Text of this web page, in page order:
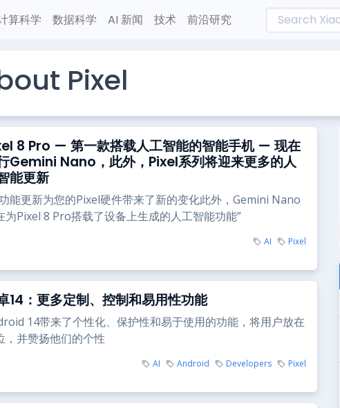
算科学 数据科学 AI 新闻 技术 前沿研究
Pixel
8 Pro — 第一款搭载人工智能的智能手机 — 现在
Gemini Nano，此外，Pixel系列将迎来更多的人
能更新
能更新为您的Pixel硬件带来了新的变化此外，Gemini Nano
为Pixel 8 Pro搭载了设备上生成的人工智能功能”
AI Pixel
14：更多定制、控制和易用性功能
14带来了个性化、保护性和易于使用的功能，将用户放在
，并赞扬他们的个性
AI Android Developers Pixel